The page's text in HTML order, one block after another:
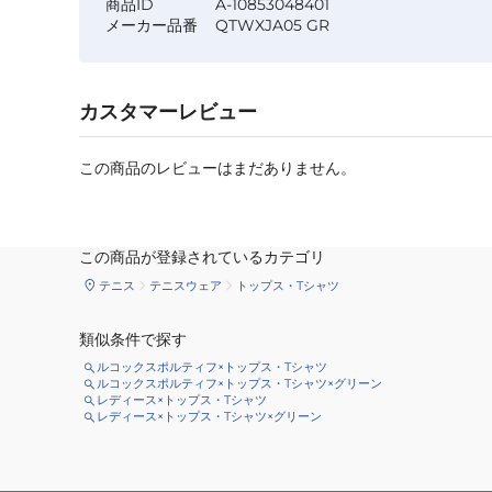
商品ID
A-10853048401
メーカー品番
QTWXJA05 GR
カスタマーレビュー
この商品のレビューはまだありません。
この商品が登録されているカテゴリ
テニス テニスウェア トップス・Tシャツ
類似条件で探す
ルコックスポルティフ×トップス・Tシャツ
ルコックスポルティフ×トップス・Tシャツ×グリーン
レディース×トップス・Tシャツ
レディース×トップス・Tシャツ×グリーン